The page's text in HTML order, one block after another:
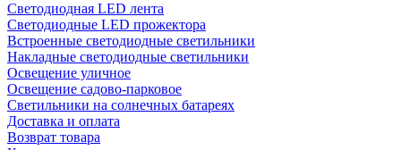
Светодиодная LED лента
Светодиодные LED прожектора
Встроенные светодиодные светильники
Накладные светодиодные светильники
Освещение уличное
Освещение садово-парковое
Светильники на солнечных батареях
Доставка и оплата
Возврат товара